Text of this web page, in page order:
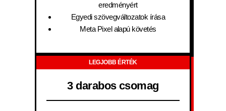
eredményért
Egyedi szövegváltozatok írása
Meta Pixel alapú követés
LEGJOBB ÉRTÉK
3 darabos csomag